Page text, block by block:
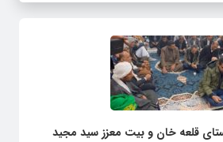
قلعه خان و بیت معزز سید مجید